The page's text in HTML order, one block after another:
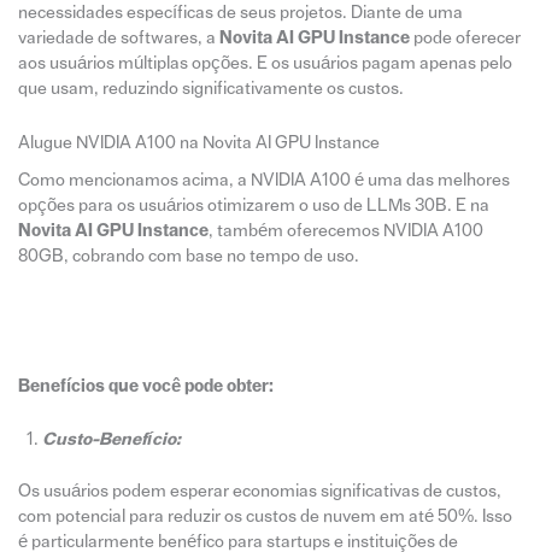
necessidades específicas de seus projetos. Diante de uma
variedade de softwares, a Novita AI GPU Instancepode oferecer
aos usuários múltiplas opções. E os usuários pagam apenas pelo
que usam, reduzindo significativamente os custos.
Alugue NVIDIA A100 na Novita AI GPU Instance
Como mencionamos acima, a NVIDIA A100 é uma das melhores
opções para os usuários otimizarem o uso de LLMs 30B. E na
Novita AI GPU Instance, também oferecemos NVIDIA A100
80GB, cobrando com base no tempo de uso.
Benefícios que você pode obter:
Custo-Benefício:
Os usuários podem esperar economias significativas de custos,
com potencial para reduzir os custos de nuvem em até 50%. Isso
é particularmente benéfico para startups e instituições de